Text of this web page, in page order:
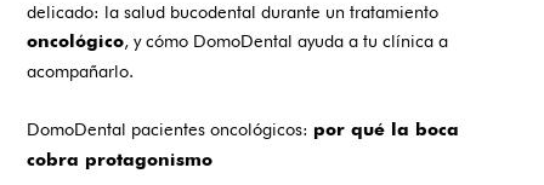
delicado: la salud bucodental durante un tratamiento
oncológico, y cómo DomoDental ayuda a tu clínica a
acompañarlo.
DomoDental pacientes oncológicos: por qué la boca
cobra protagonismo